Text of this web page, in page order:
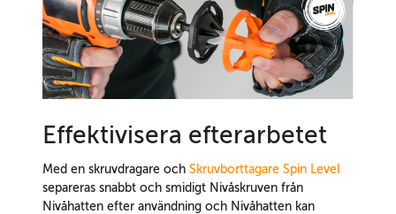
Effektivisera efterarbetet
Med en skruvdragare och Skruvborttagare Spin Level
separeras snabbt och smidigt Nivåskruven från
Nivåhatten efter användning och Nivåhatten kan